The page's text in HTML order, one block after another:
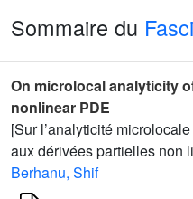
Sommaire du
On microlocal analyticity
nonlinear PDE
[Sur l’analyticité
aux dérivées partielles non
Berhanu, Shif